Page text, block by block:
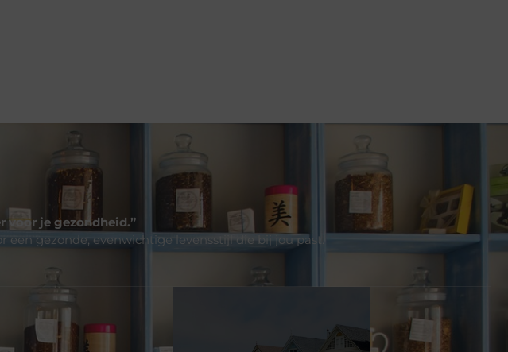
voor je gezondheid.”
gezonde, evenwichtige levensstijl die bij jou past.